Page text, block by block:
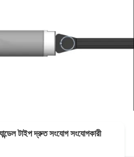
টাইপ দ্রুত সংযোগ সংযোগকারী